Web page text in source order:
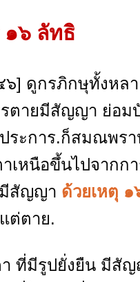
๖ ลัทธิ
กษุทั้งหลาย ส
ตายมีสัญญา ย่อ
ระการ.ก็สมณพร
เหนือขึ้นไปจาก
มีสัญญา ด้วยเหตุ ๑
ต่ตาย.
ที่มีรูปยั่งยืน มีสั